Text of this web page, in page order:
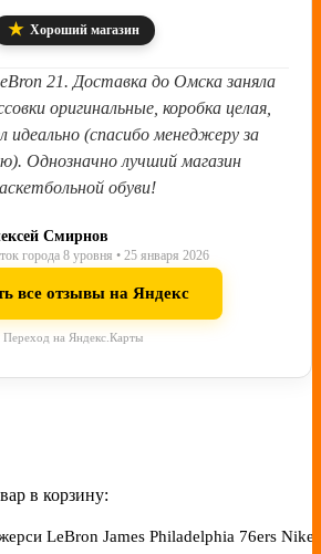
★ Хороший магазин
21. Доставка до Омска заняла
оригинальные, коробка целая,
идеально (спасибо менеджеру за
Однозначно лучший магазин
обуви!
Смирнов
города 8 уровня • 25 января 2026
все отзывы на Яндекс
Переход на Яндекс.Карты
в корзину:
LeBron James Philadelphia 76ers Nike